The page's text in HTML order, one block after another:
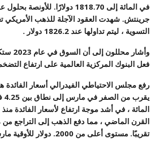
جرينتش. شهدت العقود الآجلة للذهب الأمريكي
التسوية ، ليتم تداولها عند 1826.2 دولار .
وأشار
فعل البنوك المركزية العالمية على ارتفاع
رفع مجلس الاحتياطي الفيدرالي أسعار الفائدة
المائة ، في أشد موجة ارتفاع لأسعار الفائدة منذ
القرن الماضي ، مما دفع الذهب إلى التراجع
تقريبًا. مستوى أعلى من 2000. دولار للأوقية مارس .